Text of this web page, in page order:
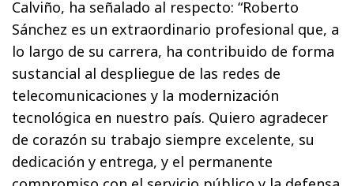
Calviño, ha señalado al respecto: “Roberto
Sánchez es un extraordinario profesional que, a
lo largo de su carrera, ha contribuido de forma
sustancial al despliegue de las redes de
telecomunicaciones y la modernización
tecnológica en nuestro país. Quiero agradecer
de corazón su trabajo siempre excelente, su
dedicación y entrega, y el permanente